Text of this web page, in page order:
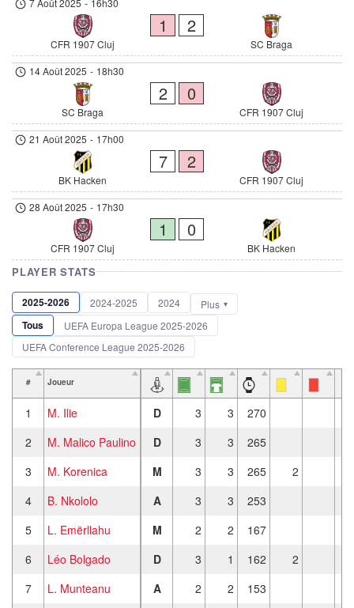
CFR 1907 Cluj
1 2
SC Braga
14 Août 2025 - 18h30
SC Braga
2 0
CFR 1907 Cluj
21 Août 2025 - 17h00
BK Hacken
7 2
CFR 1907 Cluj
28 Août 2025 - 17h30
CFR 1907 Cluj
1 0
BK Hacken
PLAYER STATS
2025-2026 2024-2025 2024 Plus
Tous
UEFA Europa League 2025-2026
UEFA Conference League 2025-2026
# Joueur
1 M. Ilie D 3 3
270
2
M. Malico Paulino D 3 3
265
3
M. Korenica M 3 3 265
2
4
B. Nkololo A 3 3
253
5
L. Emërllahu M 2 2
167
6
Léo Bolgado D 3 1 162
2
7
L. Munteanu A 2 2
153